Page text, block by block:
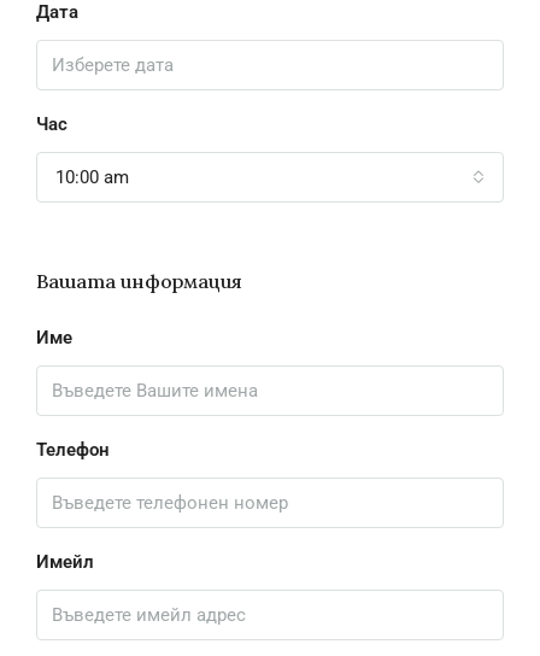
Дата
Час
10:00 am
Вашата информация
Име
Телефон
Имейл